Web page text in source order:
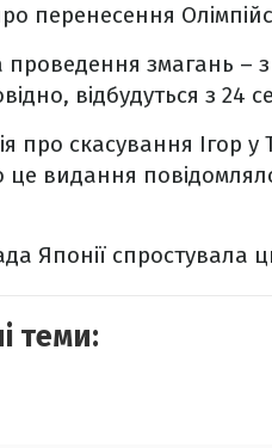
перенесення
змагань – з
відбудуться з 24
про скасування Ігор
це видання
Японії спростувала
теми: